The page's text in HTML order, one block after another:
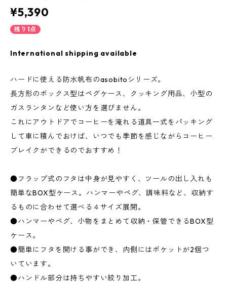
¥5,390
残り1点
International shipping available
ハードに使える防水帆布のasobitoシリーズ。
長方形のボックス型はペグケース、クッキング用品、小型の
ガスランタンなど使い方を選びません。
これにアウトドアでコーヒーを淹れる道具一式をパッキング
して車に積んでおけば、いつでも季節を感じながらコーヒー
ブレイクができるのでおすすめ！
●フラップ式のフタは中身が見やすく、ツールの出し入れも
簡単なBOX型ケース。ハンマーやペグ、調味料など、収納す
るものに合わせて選べる４サイズ展開。
●ハンマーやペグ、小物をまとめて収納・保管できるBOX型
ケース。
●簡単にフタを開ける事ができ、内側にはポケットが2個つ
いています。
●ハンドル部分は持ちやすい絞り加工。